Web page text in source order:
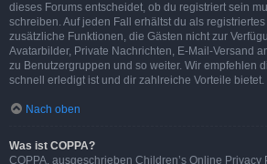
dieses Forums entscheidet, ob du registriert sein
schreiben. Auf jeden Fall erhältst du als
zusätzliche Funktionen, die Gästen nicht zur
Avatarbilder, Private Nachrichten, E-Mail-Versand
zu Benutzergruppen und so weiter. Wir empfehlen
schnell erledigt ist und dir zahlreiche Vorteile bietet.
Nach oben
Was ist COPPA?
COPPA, ausgeschrieben Children’s Online Privacy